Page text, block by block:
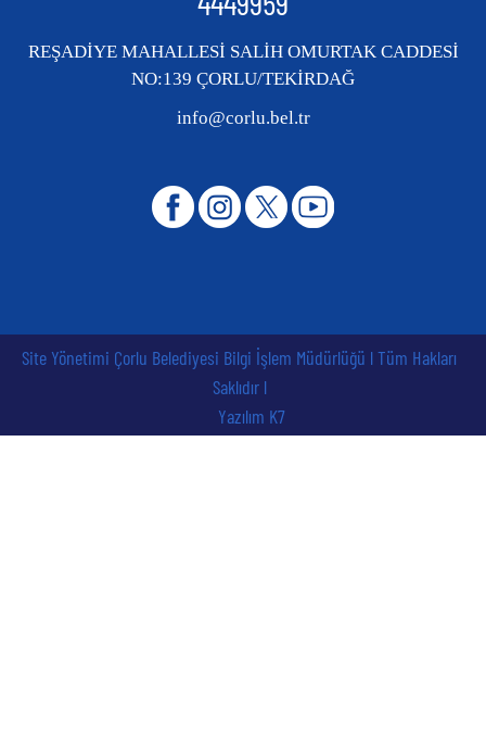
REŞADİYE MAHALLESİ SALİH OMURTAK CADDESİ
NO:139 ÇORLU/TEKİRDAĞ
info@corlu.bel.tr
Site Yönetimi Çorlu Belediyesi Bilgi İşlem Müdürlüğü l Tüm Hakları
Saklıdır l
Yazılım K7